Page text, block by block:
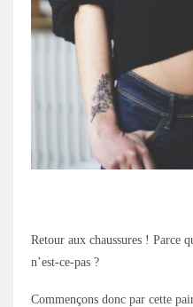
Retour aux chaussures ! Parce
n’est-ce-pas ?
Commençons donc par cette